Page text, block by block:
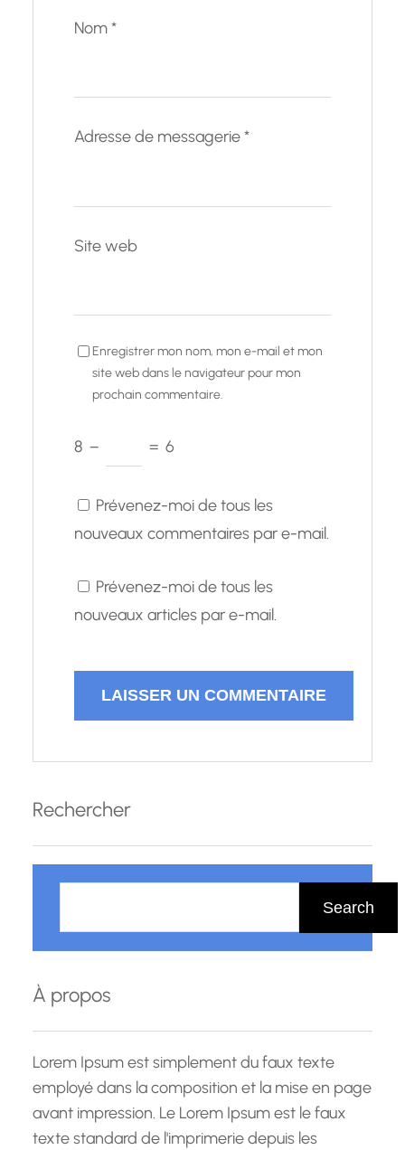
Nom*
Adresse de messagerie*
Site web
Enregistrer mon nom, mon e-mail et mon
site web dans le navigateur pour mon
prochain commentaire.
8 − = 6
Prévenez-moi de tous les
nouveaux commentaires par e-mail.
Prévenez-moi de tous les
nouveaux articles par e-mail.
Rechercher
h
r
c
h
Search
À propos
Lorem Ipsum est simplement du faux texte
employé dans la composition et la mise en page
avant impression. Le Lorem Ipsum est le faux
texte standard de l'imprimerie depuis les